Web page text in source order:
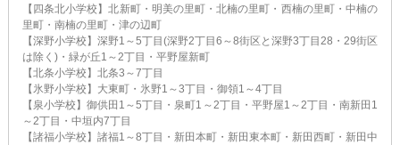
【四条北小学校】北新町・明美の里町・北楠の里町・西楠の里町・中楠の
里町・南楠の里町・津の辺町
【深野小学校】深野1～5丁目(深野2丁目6～8街区と深野3丁目28・29街区
は除く)・緑が丘1～2丁目・平野屋新町
【北条小学校】北条3～7丁目
【氷野小学校】大東町・氷野1～3丁目・御領1～4丁目
【泉小学校】御供田1～5丁目・泉町1～2丁目・平野屋1～2丁目・南新田1
～2丁目・中垣内7丁目
【諸福小学校】諸福1～8丁目・新田本町・新田東本町・新田西町・新田中